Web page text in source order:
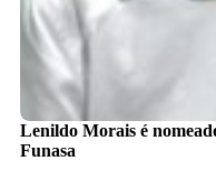
Lenildo Morais é
Funasa